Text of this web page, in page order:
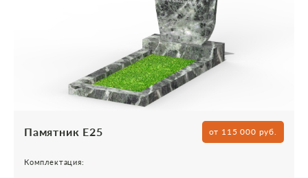
Памятник Е25 от 115 000 руб.
Комплектация: